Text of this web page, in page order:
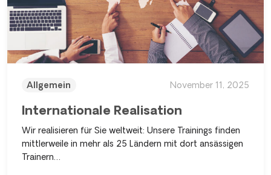
Allgemein November 11, 2025
Internationale Realisation
Wir realisieren für Sie weltweit: Unsere Trainings finden
mittlerweile in mehr als 25 Ländern mit dort ansässigen
Trainern…